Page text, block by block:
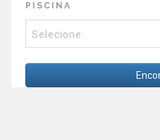
PISCINA
Selecione: